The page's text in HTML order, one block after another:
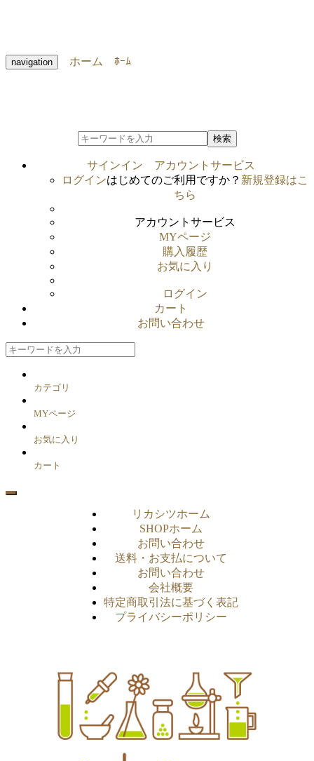
navigation ホーム ﾎｰﾑ
検索
サインイン
アカウントサービス
ログインはじめてのご利用ですか？ 新規登録はこ
ちら
アカウントサービス
MYページ
購入履歴
お気に入り
ログイン
カート
お問い合わせ
カテゴリ
MYページ
お気に入り
カート
リカシツホーム
SHOPホーム
お問い合わせ
送料・お支払について
お問い合わせ
会社概要
特定商取引法に基づく表記
プライバシーポリシー